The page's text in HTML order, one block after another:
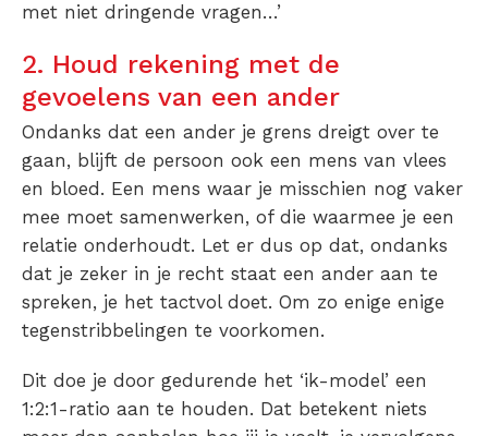
met niet dringende vragen…’
2. Houd rekening met de
gevoelens van een ander
Ondanks dat een ander je grens dreigt over te
gaan, blijft de persoon ook een mens van vlees
en bloed. Een mens waar je misschien nog vaker
mee moet samenwerken, of die waarmee je een
relatie onderhoudt. Let er dus op dat, ondanks
dat je zeker in je recht staat een ander aan te
spreken, je het tactvol doet. Om zo enige enige
tegenstribbelingen te voorkomen.
Dit doe je door gedurende het ‘ik-model’ een
1:2:1-ratio aan te houden. Dat betekent niets